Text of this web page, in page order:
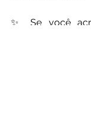
✨ Se você